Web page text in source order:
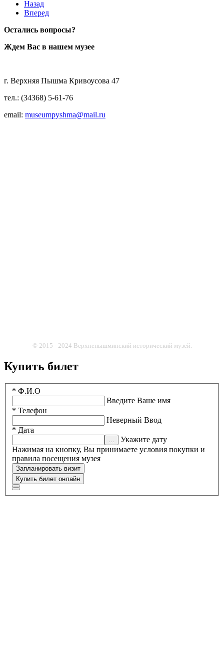
Назад
Вперед
Остались вопросы?
Ждем Вас в нашем музее
г. Верхняя Пышма Кривоусова 47
тел.: (34368) 5-61-76
email: museumpyshma@mail.ru
© 2015 - 2024 Верхнепышминский исторический музей.
Купить билет
* Ф.И.О
Введите Ваше имя
* Телефон
Неверный Ввод
* Дата
Укажите дату
Нажимая на кнопку, Вы принимаете условия покупки и
правила посещения музея
Запланировать визит
Купить билет онлайн